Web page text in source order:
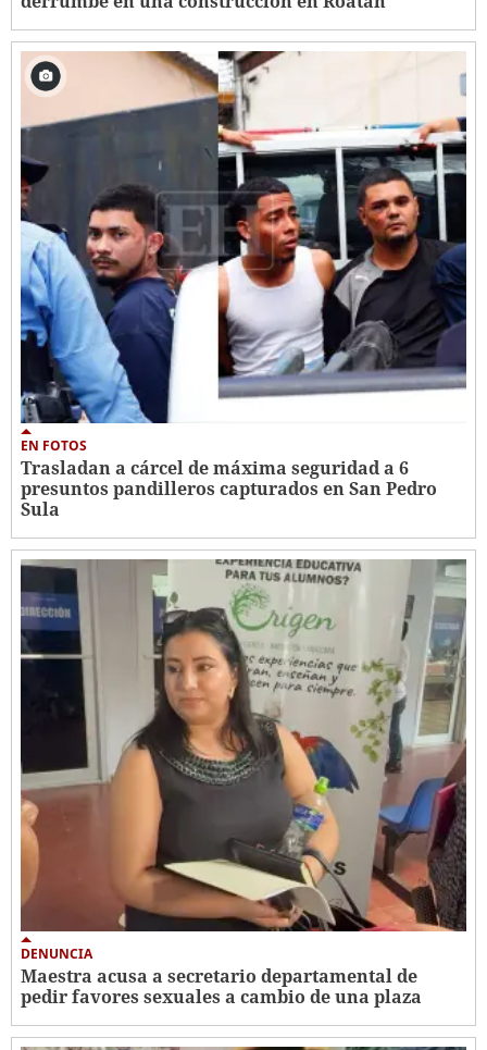
EN FOTOS
Trasladan a cárcel de máxima seguridad a 6
presuntos pandilleros capturados en San Pedro
Sula
DENUNCIA
Maestra acusa a secretario departamental de
pedir favores sexuales a cambio de una plaza